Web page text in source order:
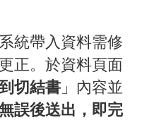
統帶入資料需修
正。於資料頁面
切結書 」內容並
誤後送出，即完